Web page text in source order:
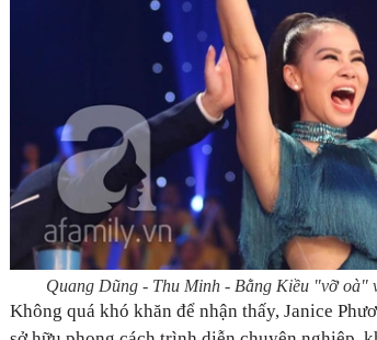
Quang Dũng - Thu Minh - Bằng Kiều "vỡ oà"
Không quá khó khăn để nhận thấy, Janice